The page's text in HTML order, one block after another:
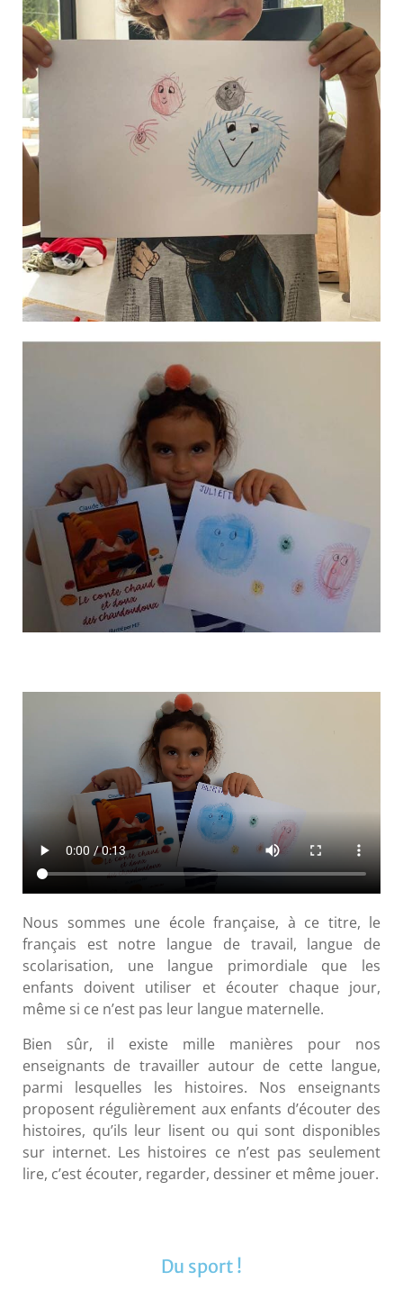
Nous sommes une école française, à ce titre, le
français est notre langue de travail, langue de
scolarisation, une langue primordiale que les
enfants doivent utiliser et écouter chaque jour,
même si ce n’est pas leur langue maternelle.
Bien sûr, il existe mille manières pour nos
enseignants de travailler autour de cette langue,
parmi lesquelles les histoires. Nos enseignants
proposent régulièrement aux enfants d’écouter des
histoires, qu’ils leur lisent ou qui sont disponibles
sur internet. Les histoires ce n’est pas seulement
lire, c’est écouter, regarder, dessiner et même jouer.
Du sport !